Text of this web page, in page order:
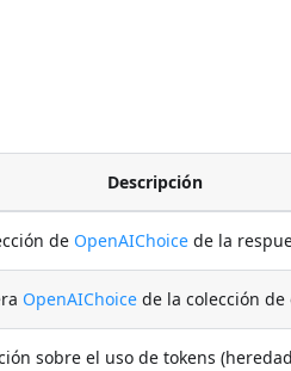
Descripción
de OpenAIChoice de la
OpenAIChoice de la colección de
sobre el uso de tokens